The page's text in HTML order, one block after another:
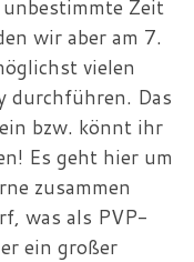
Zeit
wir aber am 7.
vielen
durchführen. Das
bzw. könnt ihr
Es geht hier um
zusammen
was als PVP-
ein großer